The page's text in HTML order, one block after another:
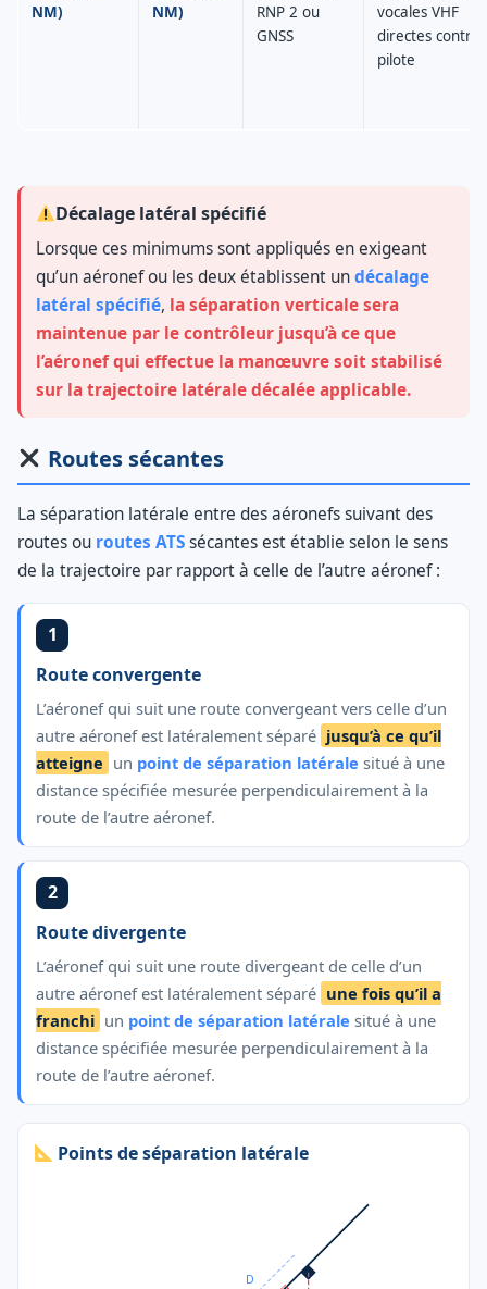
NM)
NM)
RNP 2 ou
GNSS
vocales VHF
directes
pilote
Décalage latéral spécifié
Lorsque ces minimums sont appliqués en exigeant
qu’un aéronef ou les deux établissent undécalage
latéral spécifié, la séparation verticale sera
maintenue par le contrôleur jusqu’à ce que
l’aéronef qui effectue la manœuvre soit stabilisé
sur la trajectoire latérale décalée applicable.
Routes sécantes
La séparation latérale entre des aéronefs suivant des
routes ou routes ATSsécantes est établie selon le sens
de la trajectoire par rapport à celle de l’autre aéronef :
1
Route convergente
L’aéronef qui suit une route convergeant vers celle d’un
autre aéronef est latéralement séparé jusqu’à ce qu’il
atteigne un point de séparation latérale situé à une
distance spécifiée mesurée perpendiculairement à la
route de l’autre aéronef.
2
Route divergente
L’aéronef qui suit une route divergeant de celle d’un
autre aéronef est latéralement séparé une fois qu’il a
franchi un point de séparation latérale situé à une
distance spécifiée mesurée perpendiculairement à la
route de l’autre aéronef.
Points de séparation latérale
D